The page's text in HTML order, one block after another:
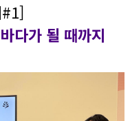
다가 될 때까지